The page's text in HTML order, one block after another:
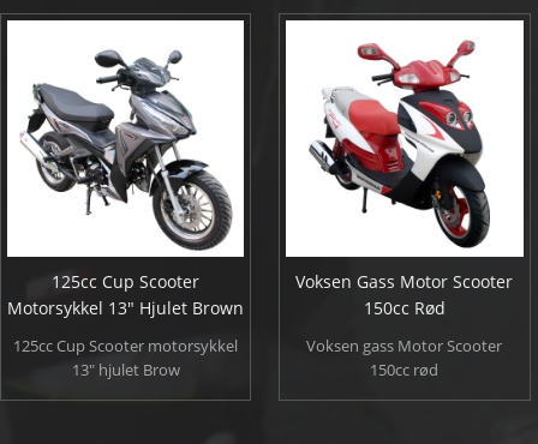
høykvalitets polyuretan sete og
kan du nyte denne klassiske
kunstverk til en svært rimelig
pris.
balck, blå, hvit... leveres med
under setet lagring som gjør det
enkelt for deg å ta bord langs for
turen.
125cc Cup Scooter
Motorsykkel 13" Hjulet Brown
125cc Cup Scooter motorsykkel
13" hjulet Brow
Voksen Gass Motor Scooter
150cc Rød
Voksen gass Motor Scooter
150cc rød